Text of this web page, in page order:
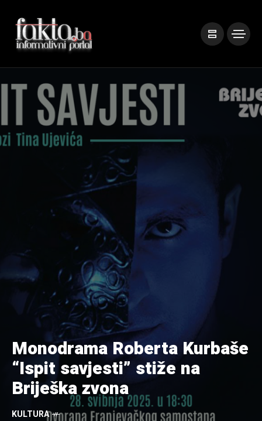
Monodrama Roberta Kurbaše
“Ispit savjesti” stiže na
Briješka zvona
KULTURA